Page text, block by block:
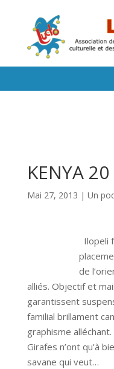
KENYA
Mai 27, 2013 | Un
Ilopeli
de
alliés. Objectif et
garantissent
familial brillament
graphisme
Girafes n’ont qu’à
savane qui veut…